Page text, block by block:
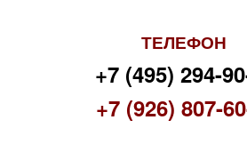
ТЕЛЕФОН
+7 (495) 294-
+7 (926) 807-